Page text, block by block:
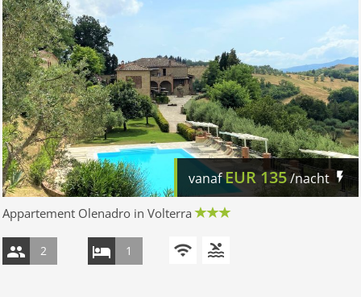
vanafEUR 135/nacht
Appartement Olenadro in Volterra
2 1